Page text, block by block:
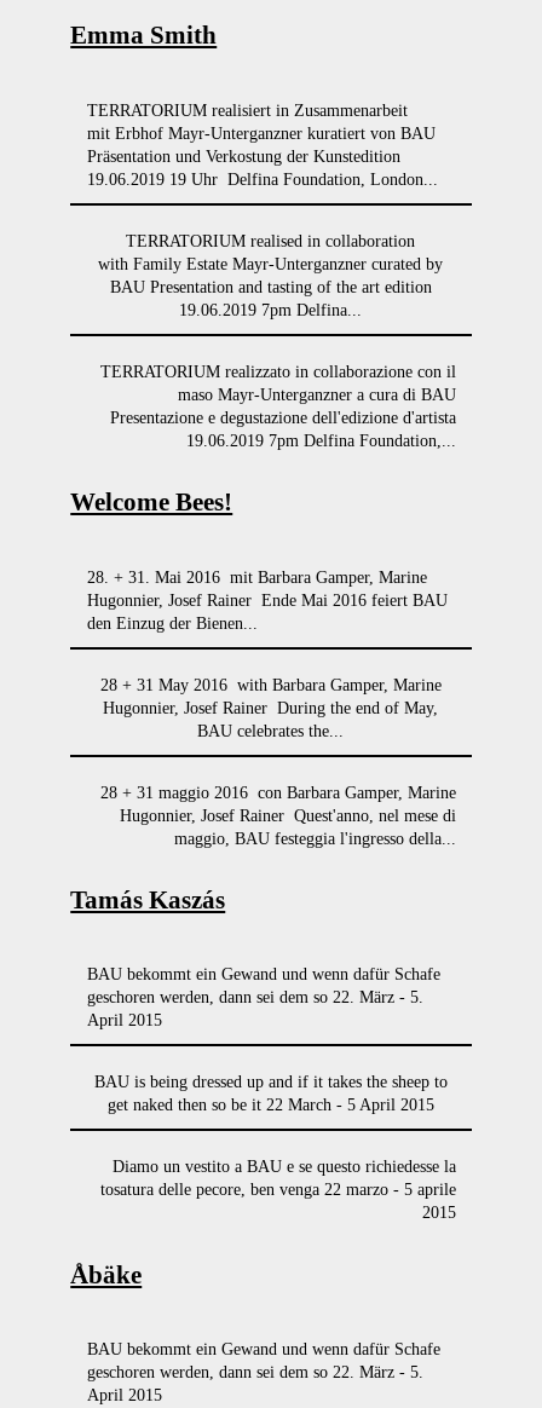
Emma Smith
TERRATORIUM realisiert in Zusammenarbeit
mit Erbhof Mayr-Unterganzner kuratiert von BAU
Präsentation und Verkostung der Kunstedition
19.06.2019 19 Uhr Delfina Foundation, London...
TERRATORIUM realised in collaboration
with Family Estate Mayr-Unterganzner curated by
BAU Presentation and tasting of the art edition
19.06.2019 7pm Delfina...
TERRATORIUM realizzato in collaborazione con il
maso Mayr-Unterganzner a cura di BAU
Presentazione e degustazione dell'edizione d'artista
19.06.2019 7pm Delfina Foundation,...
Welcome Bees!
28. + 31. Mai 2016 mit Barbara Gamper, Marine
Hugonnier, Josef Rainer Ende Mai 2016 feiert BAU
den Einzug der Bienen...
28 + 31 May 2016 with Barbara Gamper, Marine
Hugonnier, Josef Rainer During the end of May,
BAU celebrates the...
28 + 31 maggio 2016 con Barbara Gamper, Marine
Hugonnier, Josef Rainer Quest'anno, nel mese di
maggio, BAU festeggia l'ingresso della...
Tamás Kaszás
BAU bekommt ein Gewand und wenn dafür Schafe
geschoren werden, dann sei dem so 22. März - 5.
April 2015
BAU is being dressed up and if it takes the sheep to
get naked then so be it 22 March - 5 April 2015
Diamo un vestito a BAU e se questo richiedesse la
tosatura delle pecore, ben venga 22 marzo - 5 aprile
2015
Åbäke
BAU bekommt ein Gewand und wenn dafür Schafe
geschoren werden, dann sei dem so 22. März - 5.
April 2015